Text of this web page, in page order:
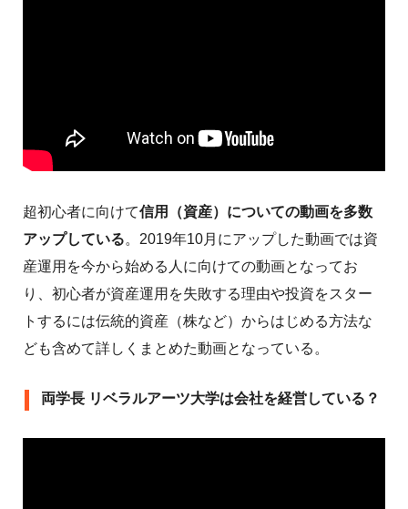
超初心者に向けて信用（資産）についての動画を多数
アップしている。2019年10月にアップした動画では資
産運用を今から始める人に向けての動画となってお
り、初心者が資産運用を失敗する理由や投資をスター
トするには伝統的資産（株など）からはじめる方法な
ども含めて詳しくまとめた動画となっている。
両学長 リベラルアーツ大学は会社を経営している？